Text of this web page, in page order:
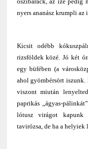
nyers ananász krumpli az
Kicsit odébb
rizsföldek közé. Jó két
egy büfében (a
ahol gyömbérsört
viszont miután
paprikás „ágyas-
lótusz virágot kapunk
tavirózsa, de ha a